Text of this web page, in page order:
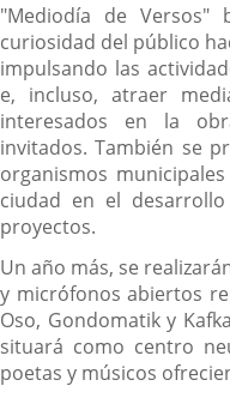
"Mediodía de Versos"
curiosidad del público
impulsando las
e, incluso, atraer
interesados en la
invitados. También se
organismos
ciudad en el
proyectos.
Un año más, se
y micrófonos abiertos
Oso, Gondomatik y
situará como centro
poetas y músicos